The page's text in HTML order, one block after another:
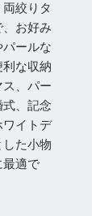
両絞りタ
お好み
ールな
な収納
、パー
、記念
ワイトデ
た小物
最適で